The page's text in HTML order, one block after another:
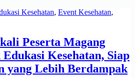
Kesehatan, Event Kesehatan,
Peserta Magang
Kesehatan, Siap
yang Lebih Berdampak